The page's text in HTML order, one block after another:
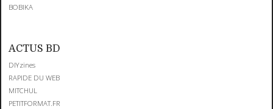
BOBIKA
ACTUS BD
DIYzines
RAPIDE DU WEB
MITCHUL
PETITFORMAT.FR